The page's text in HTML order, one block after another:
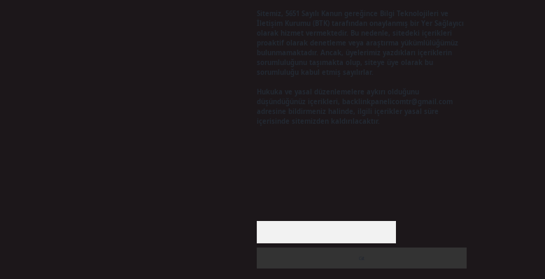
Sitemiz, 5651 Sayılı Kanun gereğince Bilgi Teknolojileri ve
İletişim Kurumu (BTK) tarafından onaylanmış bir Yer Sağlayıcı
olarak hizmet vermektedir. Bu nedenle, sitedeki içerikleri
proaktif olarak denetleme veya araştırma yükümlülüğümüz
bulunmamaktadır. Ancak, üyelerimiz yazdıkları içeriklerin
Hukuka ve yasal düzenlemelere aykırı olduğunu